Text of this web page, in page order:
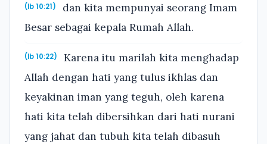
(Ib 10:21)
dan kita mempunyai seorang Imam
Besar sebagai kepala Rumah Allah.
(Ib 10:22)
Karena itu marilah kita menghadap
Allah dengan hati yang tulus ikhlas dan
keyakinan iman yang teguh, oleh karena
hati kita telah dibersihkan dari hati nurani
yang jahat dan tubuh kita telah dibasuh